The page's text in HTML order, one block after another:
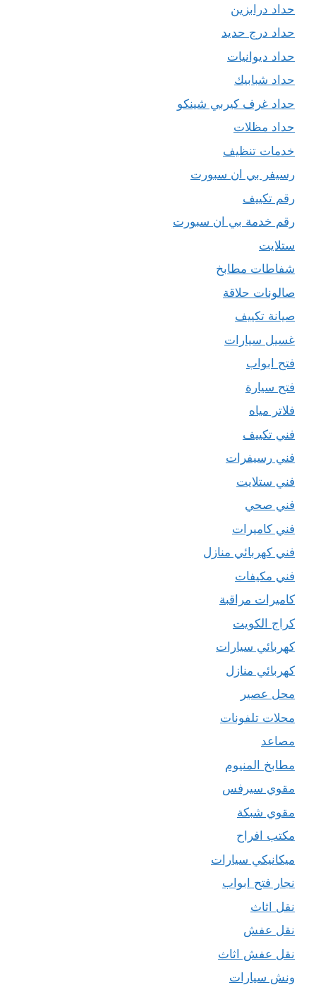
حداد درابزين
حداد درج حديد
حداد ديوانيات
حداد شبابيك
حداد غرف كيربي شينكو
حداد مظلات
خدمات تنظيف
رسيفر بي ان سبورت
رقم تكييف
رقم خدمة بي ان سبورت
ستلايت
شفاطات مطابخ
صالونات حلاقة
صيانة تكييف
غسيل سيارات
فتح ابواب
فتح سيارة
فلاتر مياه
فني تكييف
فني رسيفرات
فني ستلايت
فني صحي
فني كاميرات
فني كهربائي منازل
فني مكيفات
كاميرات مراقبة
كراج الكويت
كهربائي سيارات
كهربائي منازل
محل عصير
محلات تلفونات
مصاعد
مطابخ المنيوم
مقوي سيرفس
مقوي شبكة
مكتب افراح
ميكانيكي سيارات
نجار فتح ابواب
نقل اثاث
نقل عفش
نقل عفش اثاث
ونش سيارات